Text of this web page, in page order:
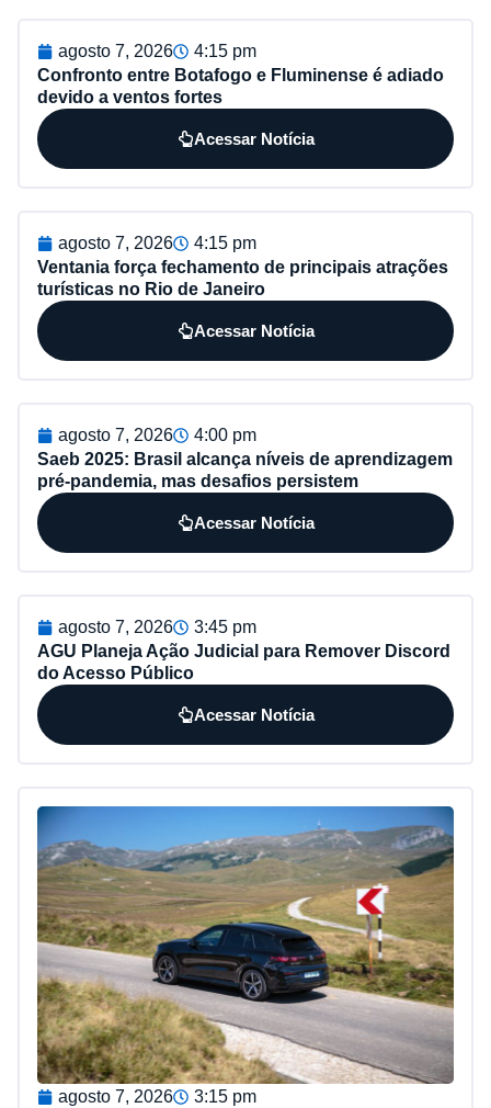
agosto 7, 2026
4:15 pm
Confronto entre Botafogo e Fluminense é adiado
devido a ventos fortes
Acessar Notícia
agosto 7, 2026
4:15 pm
Ventania força fechamento de principais atrações
turísticas no Rio de Janeiro
Acessar Notícia
agosto 7, 2026
4:00 pm
Saeb 2025: Brasil alcança níveis de aprendizagem
pré-pandemia, mas desafios persistem
Acessar Notícia
agosto 7, 2026
3:45 pm
AGU Planeja Ação Judicial para Remover Discord
do Acesso Público
Acessar Notícia
agosto 7, 2026
3:15 pm